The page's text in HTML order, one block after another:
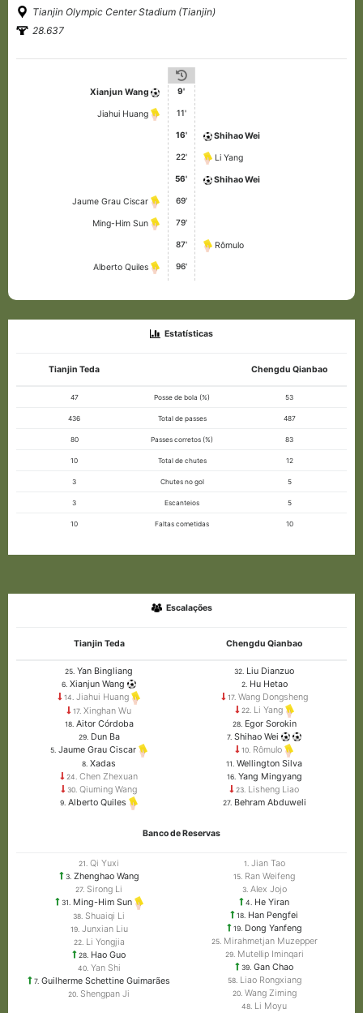
Tianjin Olympic Center Stadium (Tianjin)
28.637
Xianjun Wang 9'
Jiahui Huang 11'
16' Shihao Wei
22' Li Yang
56' Shihao Wei
Jaume Grau Ciscar 69'
Ming-Him Sun 79'
87' Rômulo
Alberto Quiles 96'
Estatísticas
Tianjin Teda Chengdu Qianbao
47 Posse de bola (%) 53
436 Total de passes 487
80 Passes corretos (%) 83
10 Total de chutes 12
3 Chutes no gol 5
3 Escanteios 5
10 Faltas cometidas 10
Escalações
Tianjin Teda Chengdu Qianbao
25. Yan Bingliang
6. Xianjun Wang
14. Jiahui Huang
17. Xinghan Wu
18.Aitor Córdoba
29.Dun Ba
5. Jaume Grau Ciscar
8. Xadas
24. Chen Zhexuan
30. Qiuming Wang
9. Alberto Quiles
32. Liu Dianzuo
2.Hu Hetao
17.Wang Dongsheng
22.Li Yang
28.Egor Sorokin
7. Shihao Wei
10. Rômulo
11. Wellington Silva
16.Yang Mingyang
23. Lisheng Liao
27.Behram Abduweli
Banco de Reservas
21. Qi Yuxi
3.Zhenghao Wang
27. Sirong Li
31.Ming-Him Sun
38. Shuaiqi Li
19.Junxian Liu
22.Li Yongjia
28. Hao Guo
40.Yan Shi
7. Guilherme Schettine Guimarães
20. Shengpan Ji
1. Jian Tao
15. Ran Weifeng
3.Alex Jojo
4. He Yiran
18. Han Pengfei
19.Dong Yanfeng
25.Mirahmetjan Muzepper
29.Mutellip Iminqari
39. Gan Chao
58.Liao Rongxiang
20.Wang Ziming
48. Li Moyu